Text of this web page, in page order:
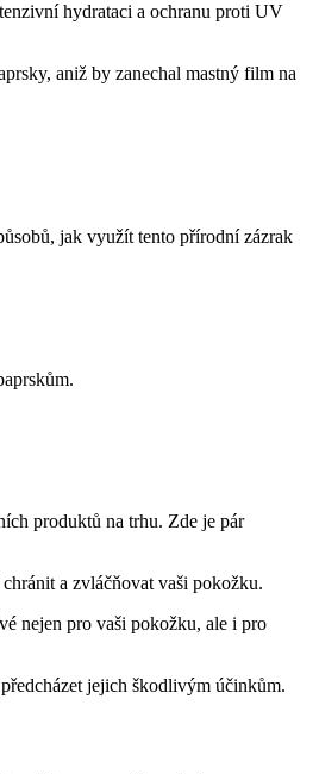
hydrataci a ochranu proti UV
aniž by zanechal mastný film na
jak využít tento přírodní zázrak
produktů na trhu. Zde je pár
a zvláčňovat vaši pokožku.
nejen pro vaši pokožku, ale i pro
jejich škodlivým účinkům.